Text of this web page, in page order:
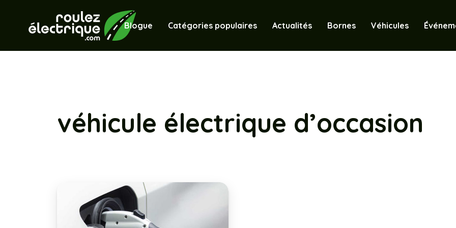
Blogue Catégories populaires Actualités Bornes Véhicules
véhicule électrique d’occasion